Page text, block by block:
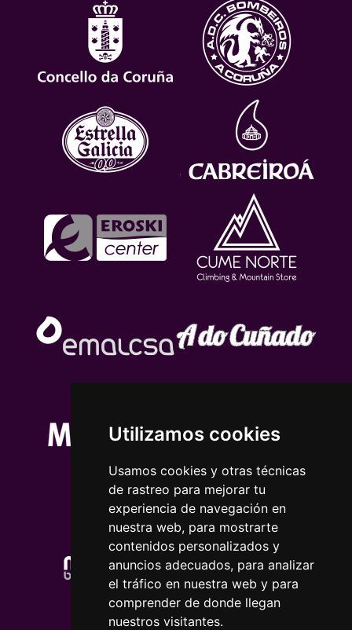
Utilizamos cookies
Usamos cookies y otras técnicas
de rastreo para mejorar tu
experiencia de navegación en
nuestra web, para mostrarte
contenidos personalizados y
anuncios adecuados, para analizar
el tráfico en nuestra web y para
comprender de donde llegan
nuestros visitantes.